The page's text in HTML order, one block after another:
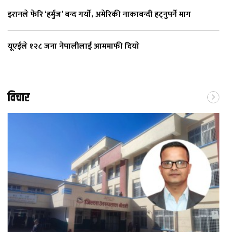
इरानले फेरि ‘हर्मुज’ बन्द गर्यो, अमेरिकी नाकाबन्दी हट्नुपर्ने माग
यूएईले १२८ जना नेपालीलाई आममाफी दियाे
विचार